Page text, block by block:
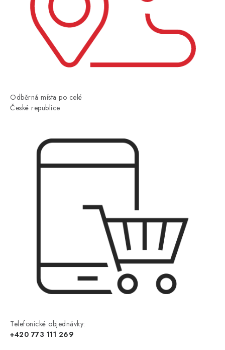
Odběrná místa po celé
České republice
Telefonické objednávky:
+420 773 111 269